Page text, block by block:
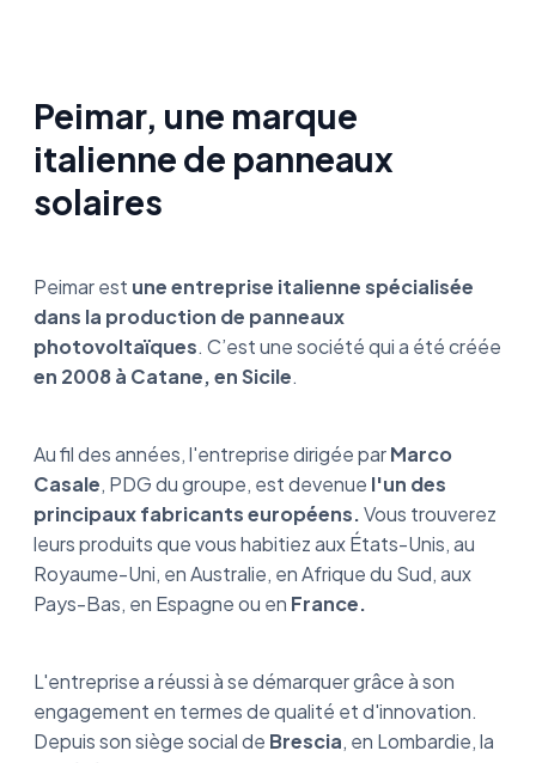
Peimar, une marque
italienne de panneaux
solaires
Peimar est une entreprise italienne spécialisée
dans la production de panneaux
photovoltaïques. C’est une société qui a été créée
en 2008 à Catane, en Sicile.
Au fil des années, l'entreprise dirigée parMarco
Casale, PDG du groupe, est devenue l'un des
principaux fabricants européens.Vous trouverez
leurs produits que vous habitiez aux États-Unis, au
Royaume-Uni, en Australie, en Afrique du Sud, aux
Pays-Bas, en Espagne ou en France.
L'entreprise a réussi à se démarquer grâce à son
engagement en termes de qualité et d'innovation.
Depuis son siège social de Brescia, en Lombardie, la